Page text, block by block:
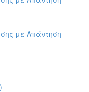
με Απάντηση